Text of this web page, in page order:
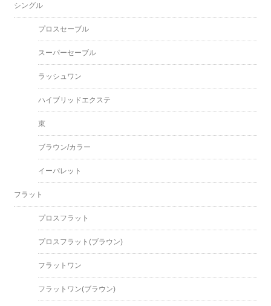
シングル
プロスセーブル
スーパーセーブル
ラッシュワン
ハイブリッドエクステ
束
ブラウン/カラー
イーパレット
フラット
プロスフラット
プロスフラット(ブラウン)
フラットワン
フラットワン(ブラウン)